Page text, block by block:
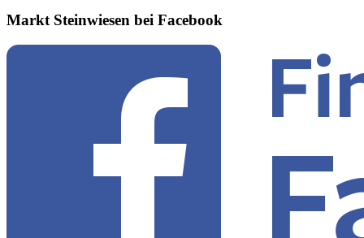
Markt Steinwiesen bei Facebook